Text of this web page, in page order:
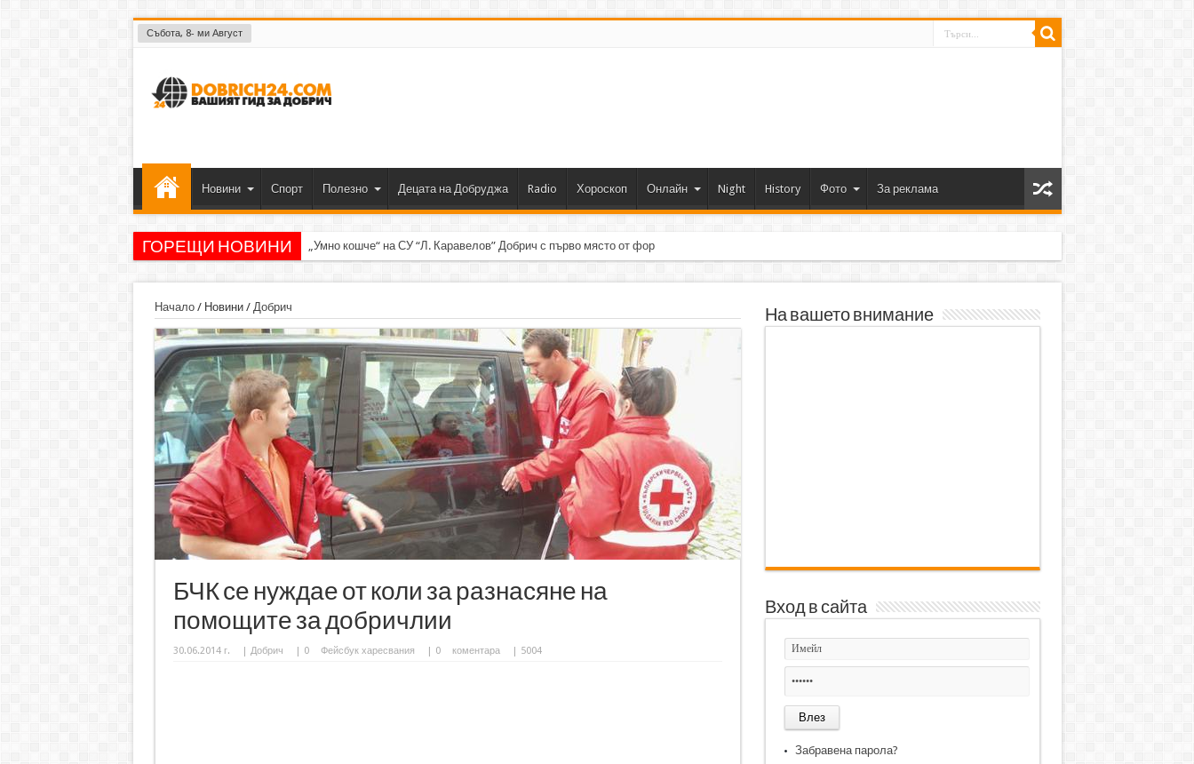
Събота, 8- ми Август
Новини Спорт Полезно Децата на Добруджа Radio Хороскоп Онлайн Night History Фото За реклама
ГОРЕЩИ НОВИНИ „Умно кошче“ на СУ “Л. Каравелов” Добрич с първо място от форум по роботика
Начало/ Новини/ Добрич
БЧК се нуждае от коли за разнасяне на
помощите за добричлии
30.06.2014 г. | Добрич | 0 Фейсбук харесвания | 0 коментара | 5004
На вашето внимание
Вход в сайта
Забравена парола?